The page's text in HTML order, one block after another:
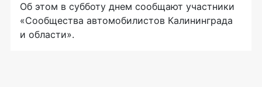
Об этом в субботу днем сообщают участники
«Сообщества автомобилистов Калининграда
и области».